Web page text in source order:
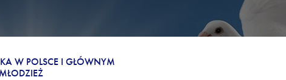
W POLSCE I GŁÓWNYM